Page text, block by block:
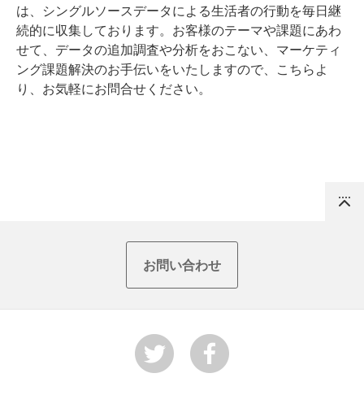
は、シングルソースデータによる生活者の行動を毎日継
続的に収集しております。お客様のテーマや課題にあわ
せて、データの追加調査や分析をおこない、マーケティ
ング課題解決のお手伝いをいたしますので、
こちら よ
り、お気軽にお問合せください。
お問い合わせ